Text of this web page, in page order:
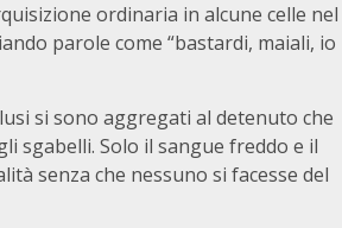
ordinaria in alcune celle nel
parole come “bastardi, maiali, io
si sono aggregati al detenuto che
sgabelli. Solo il sangue freddo e il
senza che nessuno si facesse del